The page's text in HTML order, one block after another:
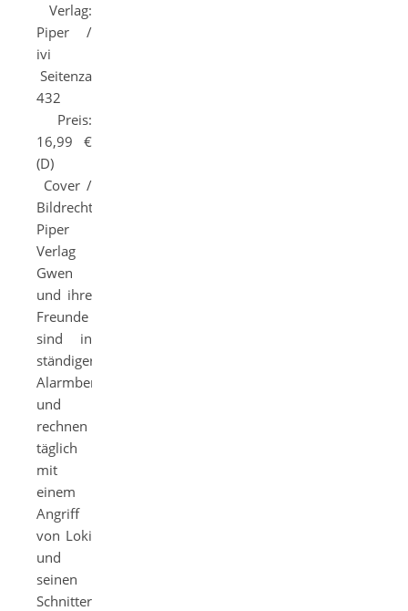
Verlag:
Piper /
ivi
Seitenzahl:
432
Preis:
16,99 €
(D)
Cover /
Bildrechte:
Piper
Verlag
Gwen
und ihre
Freunde
sind in
ständiger
Alarmbereitschaft
und
rechnen
täglich
mit
einem
Angriff
von Loki
und
seinen
Schnittern.